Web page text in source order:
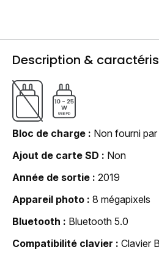
Description &
Bloc de charge
Non fourni
Ajout de carte SD
Non
Année de sortie
2019
Appareil photo
8 mégapixels
Bluetooth
Bluetooth 5.0
Compatibilité clavier
Clavier